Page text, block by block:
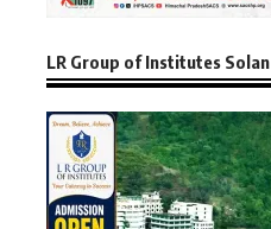
LR Group of Institutes Solan